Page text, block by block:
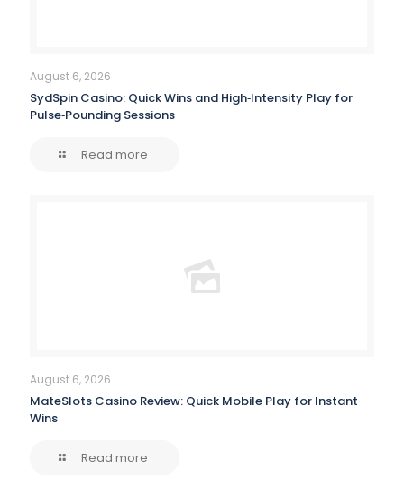
August 6, 2026
SydSpin Casino: Quick Wins and High‑Intensity Play for
Pulse‑Pounding Sessions
Read more
August 6, 2026
MateSlots Casino Review: Quick Mobile Play for Instant
Wins
Read more